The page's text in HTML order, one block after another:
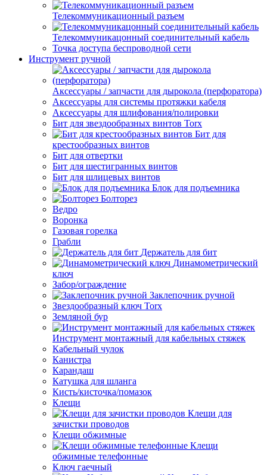
Телекоммуникационный разъем
Телекоммуникацонный соединительный кабель
Точка доступа беспроводной сети
Инструмент ручной
Аксессуары / запчасти для дырокола (перфоратора)
Аксессуары для системы протяжки кабеля
Аксессуары для шлифования/полировки
Бит для звездообразных винтов Torx
Бит для
крестообразных винтов
Бит для отвертки
Бит для шестигранных винтов
Бит для шлицевых винтов
Блок для подъемника
Болторез
Ведро
Воронка
Газовая горелка
Грабли
Держатель для бит
Динамометрический
ключ
Забор/ограждение
Заклепочник ручной
Звездообразный ключ Torx
Земляной бур
Инструмент монтажный для кабельных стяжек
Кабельный чулок
Канистра
Карандаш
Катушка для шланга
Кисть/кисточка/помазок
Клещи
Клещи для
зачистки проводов
Клещи обжимные
Клещи
обжимные телефонные
Ключ гаечный